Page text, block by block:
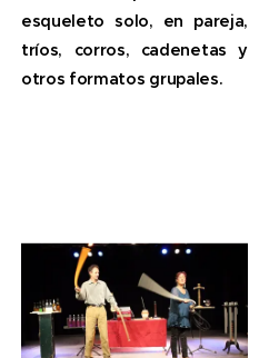
esqueleto solo, en pareja,
tríos, corros, cadenetas y
otros formatos grupales.